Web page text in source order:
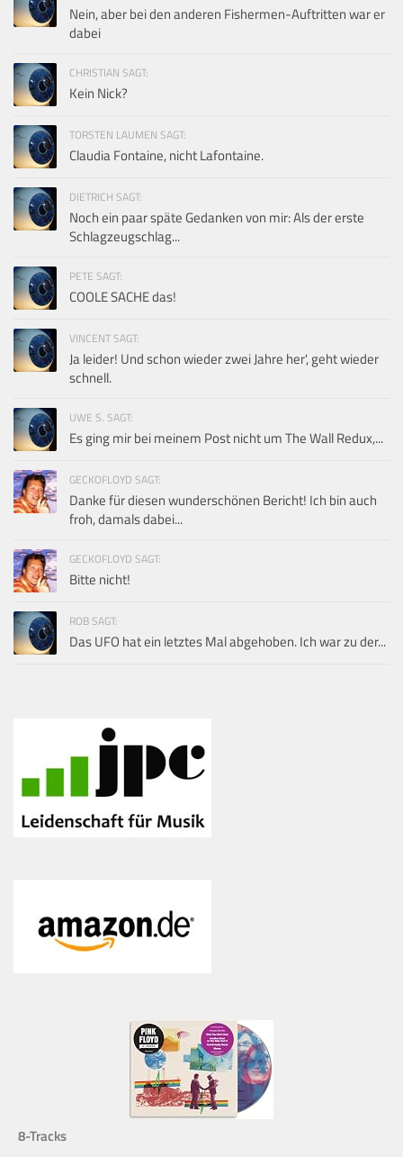
Nein, aber bei den anderen Fishermen-Auftritten war er
dabei
CHRISTIAN SAGT:
Kein Nick?
TORSTEN LAUMEN SAGT:
Claudia Fontaine, nicht Lafontaine.
DIETRICH SAGT:
Noch ein paar späte Gedanken von mir: Als der erste
Schlagzeugschlag...
PETE SAGT:
COOLE SACHE das!
VINCENT SAGT:
Ja leider! Und schon wieder zwei Jahre her', geht wieder
schnell.
UWE S. SAGT:
Es ging mir bei meinem Post nicht um The Wall Redux,...
GECKOFLOYD SAGT:
Danke für diesen wunderschönen Bericht! Ich bin auch
froh, damals dabei...
GECKOFLOYD SAGT:
Bitte nicht!
ROB SAGT:
Das UFO hat ein letztes Mal abgehoben. Ich war zu der...
8-Tracks